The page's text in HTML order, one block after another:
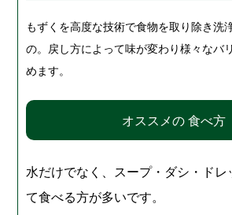
もずくを高度な技術で食物を取り除き洗
の。戻し方によって味が変わり様々なバ
めます。
オススメの 食べ方
水だけでなく、スープ・ダシ・ドレ
て食べる方が多いです。